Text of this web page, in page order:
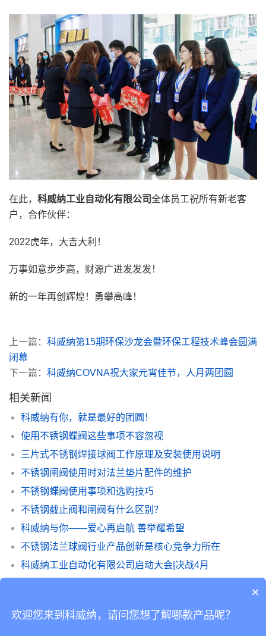
在此， 科威纳工业自动化有限公司 全体员工祝所有新老客
户，合作伙伴：
2022虎年，大吉大利！
万事如意步步高，财源广进发发发！
新的一年再创辉煌！勇攀高峰！
上一篇： 科威纳第15期环保沙龙会暨环保工程技术峰会圆满
闭幕
下一篇： 科威纳COVNA祝大家元宵佳节，人月两团圆
相关新闻
科威纳有你，就是最好的团圆！
使用不锈钢蝶阀这些事项不容忽视
三片式不锈钢焊接球阀工作原理及安装使用说明
不锈钢闸阀使用时对法兰垫片配件的维护
不锈钢蝶阀使用事项和选购技巧
不锈钢截止阀和闸阀有什么区别？
科威纳与你——爱心再启航 善举耀希望
不锈钢法兰球阀行业产品创新是核心竞争力所在
科威纳工业自动化有限公司启动大会|决战4月
×
欢迎您来到科威纳，请问您想了解哪款产品呢？